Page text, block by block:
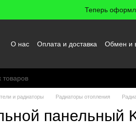
Теперь
О нас Оплата и доставка Обмен и
и радиаторы Радиаторы отопления
панельный